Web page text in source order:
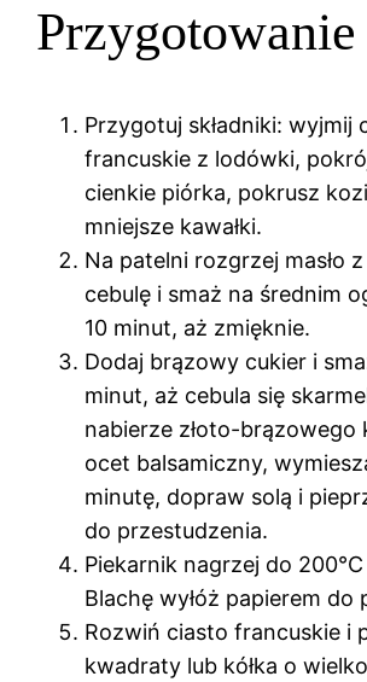
Przygotowanie
Przygotuj składniki: wyjmij
francuskie z lodówki,
cienkie piórka, pokrusz
mniejsze kawałki.
Na patelni rozgrzej masło
cebulę i smaż na średnim
10 minut, aż zmięknie.
Dodaj brązowy cukier i
minut, aż cebula się
nabierze złoto-brązowego
ocet balsamiczny,
minutę, dopraw solą i
do przestudzenia.
Piekarnik nagrzej do
Blachę wyłóż papierem do
Rozwiń ciasto francuskie i
kwadraty lub kółka o